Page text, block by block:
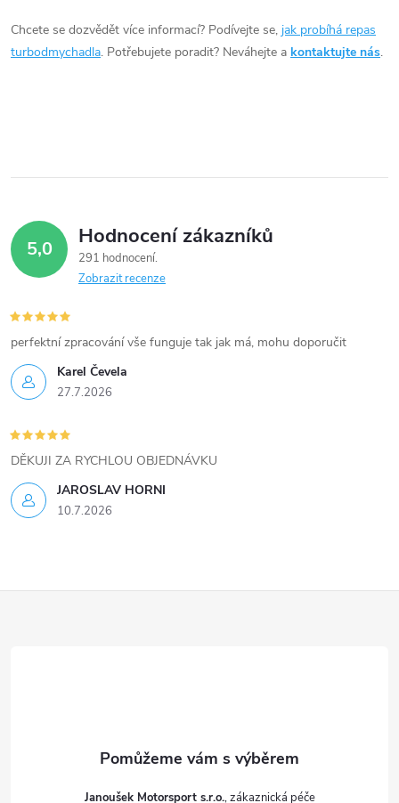
a
v
k
v
ý
p
i
s
u
Chcete se dozvědět více informací? Podívejte se, jak probíhá repas
turbodmychadla. Potřebujete poradit? Neváhejte a kontaktujte nás.
5,0 Hodnocení zákazníků
291 hodnocení
Zobrazit recenze
Karel Čevela
27.7.2026
perfektní zpracování vše funguje tak jak má, mohu doporučit
JAROSLAV HORNI
10.7.2026
DĚKUJI ZA RYCHLOU OBJEDNÁVKU
Janoušek Motorsport s.r.o.